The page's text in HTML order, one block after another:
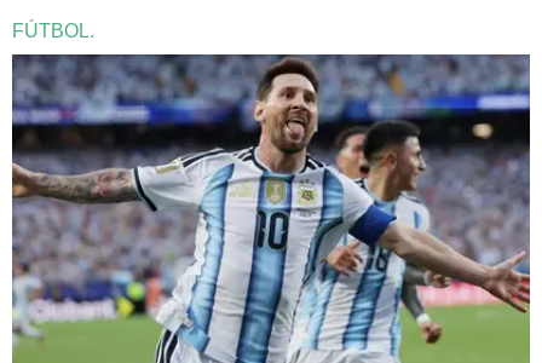
FÚTBOL.